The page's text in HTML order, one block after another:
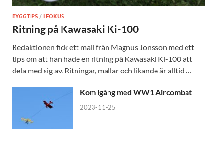
BYGGTIPS / I FOKUS
Ritning på Kawasaki Ki-100
Redaktionen fick ett mail från Magnus Jonsson med ett
tips om att han hade en ritning på Kawasaki Ki-100 att
dela med sig av. Ritningar, mallar och likande är alltid …
Kom igång med WW1 Aircombat
2023-11-25